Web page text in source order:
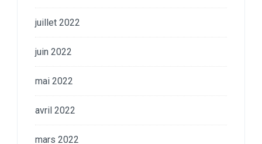
juillet 2022
juin 2022
mai 2022
avril 2022
mars 2022